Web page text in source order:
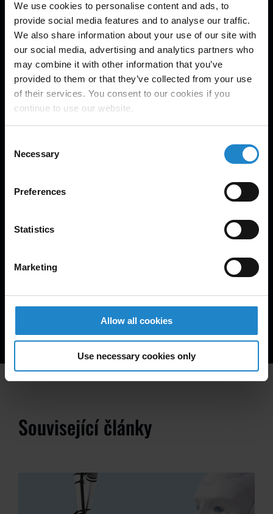
We use cookies to personalise content and ads, to
provide social media features and to analyse our traffic.
We also share information about your use of our site with
our social media, advertising and analytics partners who
may combine it with other information that you’ve
provided to them or that they’ve collected from your use
of their services. You consent to our cookies if you
continue to use our website.
Selection
Necessary
Preferences
Statistics
Marketing
Allow all cookies
Use necessary cookies only
MiR600
MiR1350
Související články